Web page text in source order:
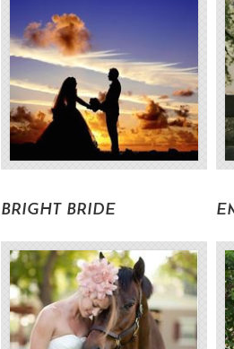
4500 Kč s DPH
BRIGHT BRIDE